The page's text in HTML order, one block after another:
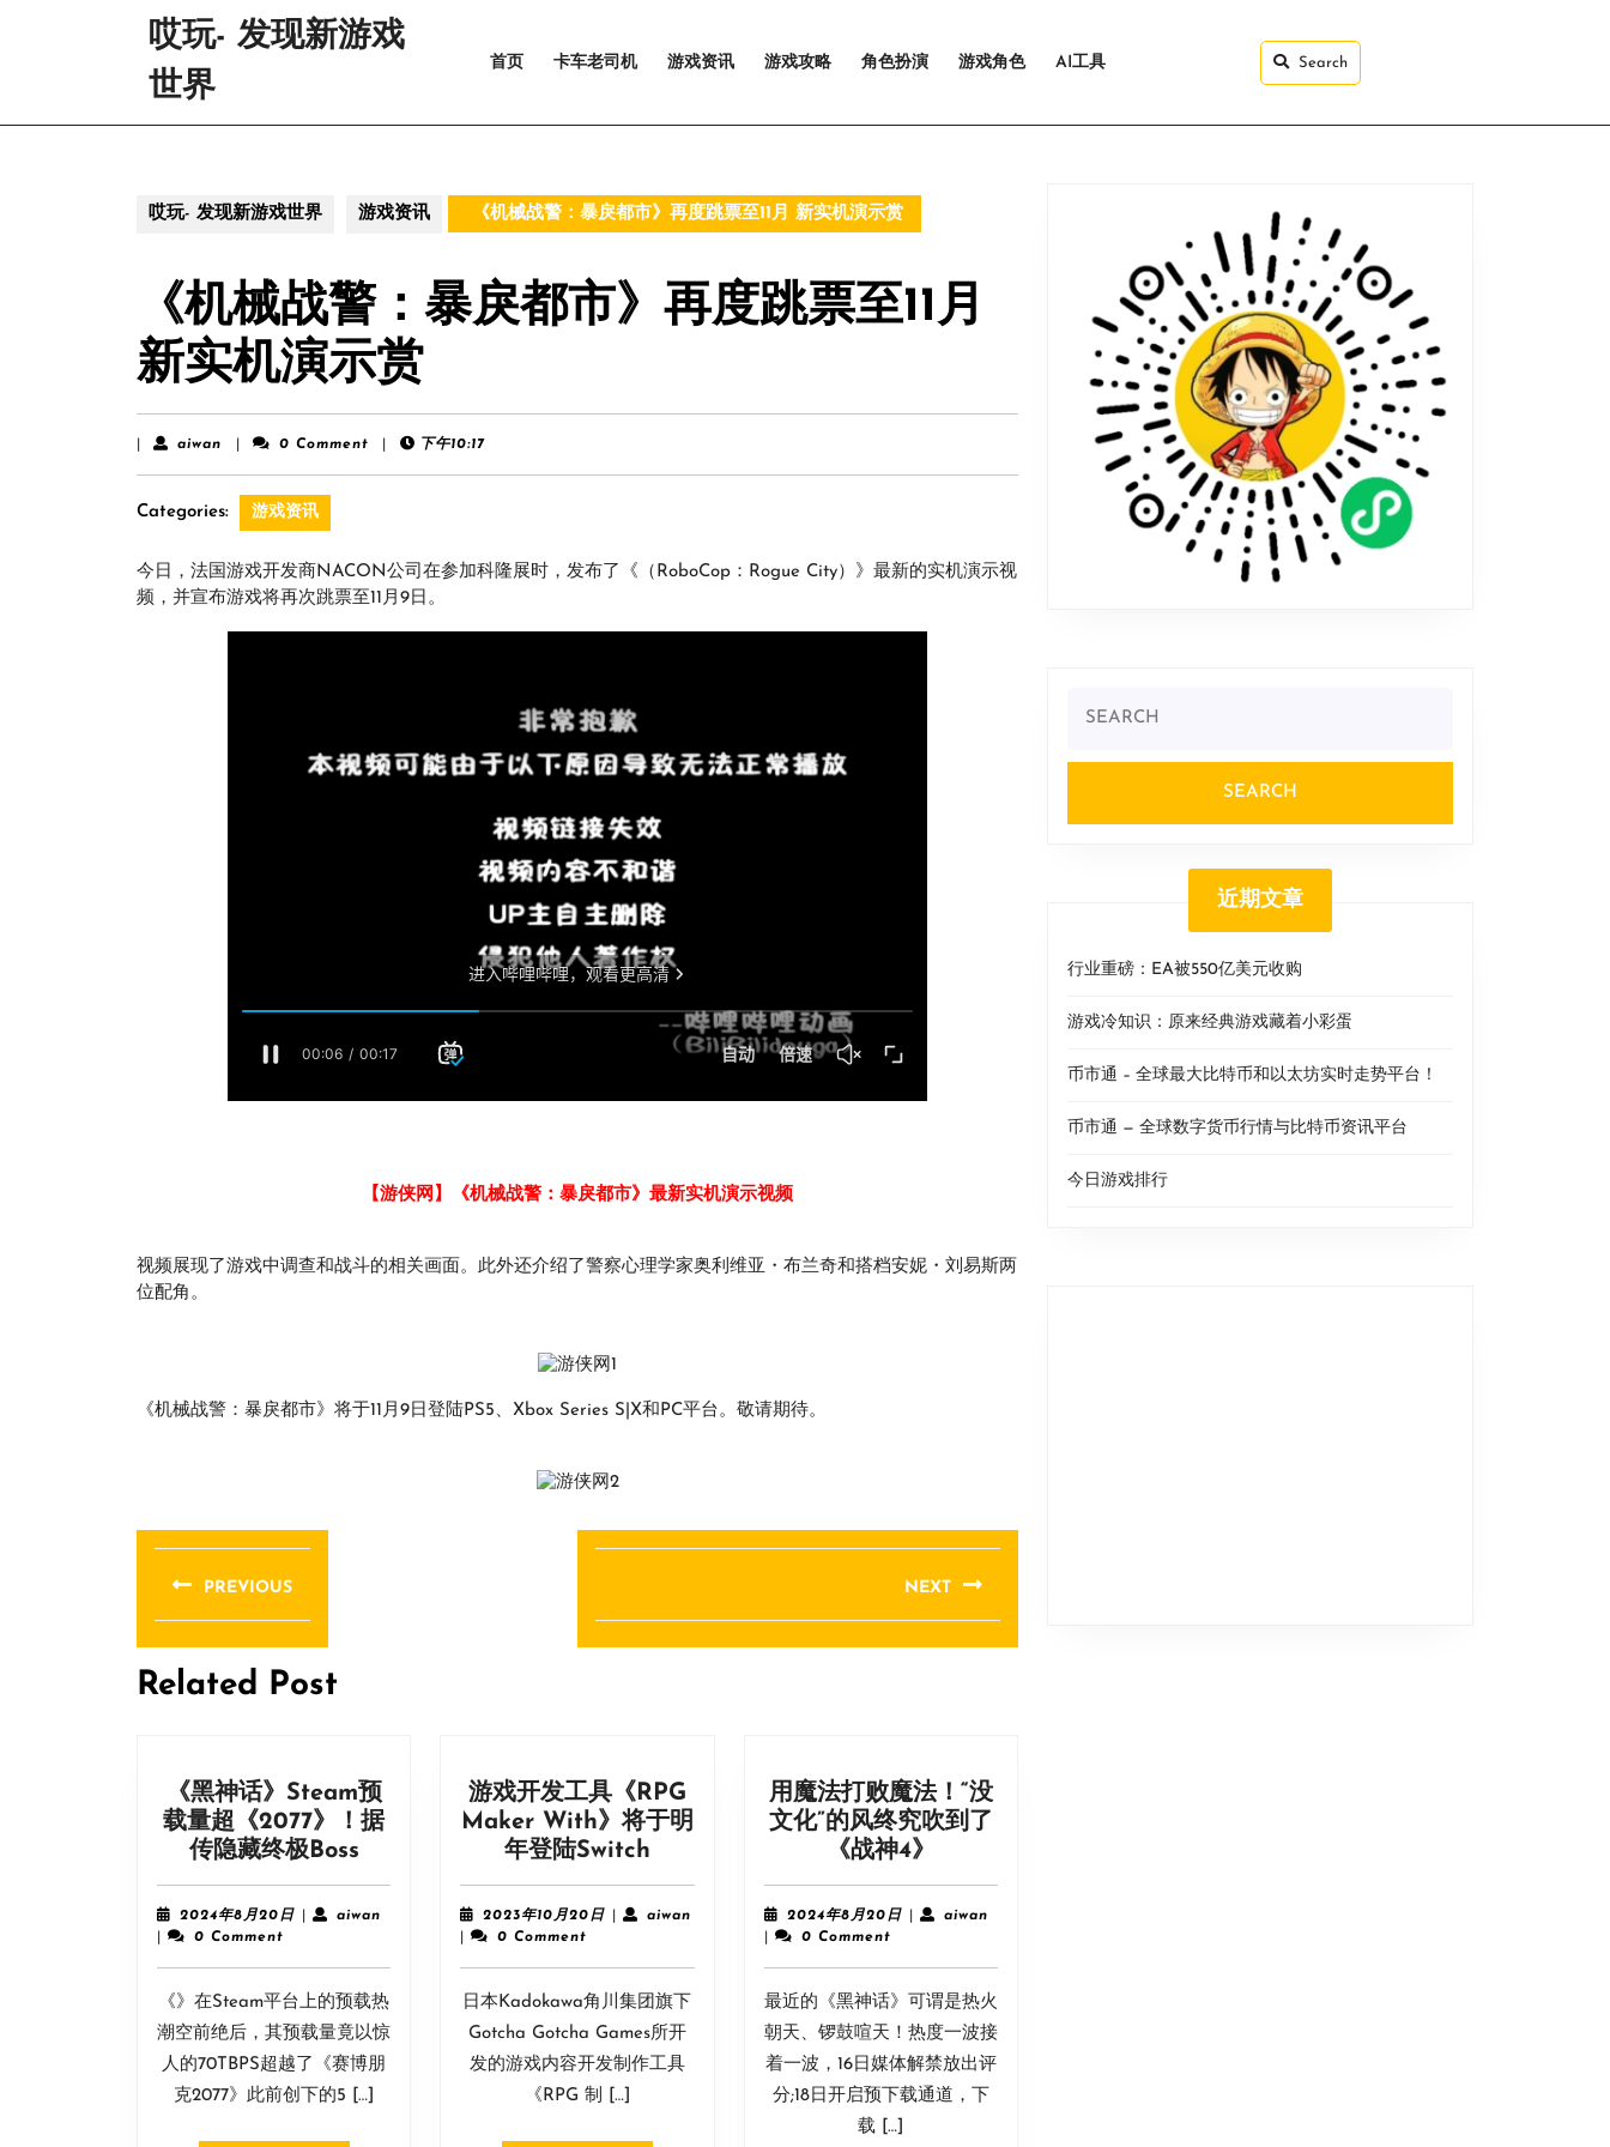
哎玩- 发现新游戏
世界
首页 卡车老司机 游戏资讯 游戏攻略 角色扮演 游戏角色 AI工具 Search
哎玩- 发现新游戏世界 游戏资讯 《机械战警：暴戾都市》再度跳票至11月 新实机演示赏
《机械战警：暴戾都市》再度跳票至11月
新实机演示赏
aiwan aiwan 0 Comment 下午10:17
Categories: 游戏资讯
今日，法国游戏开发商NACON公司在参加科隆展时，发布了《（RoboCop：Rogue City）》最新的实机演示视
频，并宣布游戏将再次跳票至11月9日。
【游侠网】《机械战警：暴戾都市》最新实机演示视频
视频展现了游戏中调查和战斗的相关画面。此外还介绍了警察心理学家奥利维亚・布兰奇和搭档安妮・刘易斯两
位配角。
《机械战警：暴戾都市》将于11月9日登陆PS5、Xbox Series S|X和PC平台。敬请期待。
文
章
导
航
PREVIOUS
post:
NEXT
post:
Related Post
《黑神话》Steam预
载量超《2077》！据
传隐藏终极Boss《黑
神
话》
预
载
量
超
《2077》！
据
2024年8月20日2024
20
日
aiwanaiwan
0 Comment
《》在Steam平台上的预载热
潮空前绝后，其预载量竟以惊
人的70TBPS超越了《赛博朋
克2077》此前创下的5 […]
游戏开发工具《RPG
Maker With》将于明
年登陆Switch游
戏
开
工
具
《RPG
Maker
With》
于
2023年10月20日2023
20
日
aiwan
0 Comment
日本Kadokawa角川集团旗下
Gotcha Gotcha Games所开
发的游戏内容开发制作工具
《RPG 制 […]
用魔法打败魔法！“没
文化”的风终究吹到了
《战神4》
魔
法
败
魔
法！
“没
文
化”
2024年8月20日2024
20
日
aiwanaiwan
0 Comment
最近的《黑神话》可谓是热火
朝天、锣鼓喧天！热度一波接
着一波，16日媒体解禁放出评
分;18日开启预下载通道，下
载 […]
for:
近期文章
行业重磅：EA被550亿美元收购
游戏冷知识：原来经典游戏藏着小彩蛋
币市通 – 全球最大比特币和以太坊实时走势平台！
币市通 — 全球数字货币行情与比特币资讯平台
今日游戏排行